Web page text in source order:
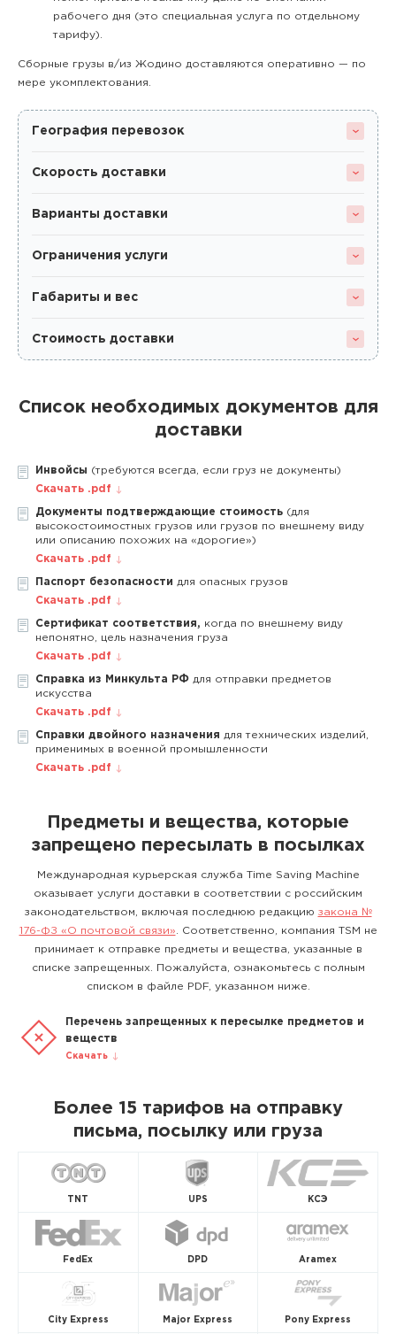
рабочего дня (это специальная услуга по отдельному
тарифу).
Сборные грузы в/из Жодино доставляются оперативно — по
мере укомплектования.
География перевозок
Скорость доставки
Варианты доставки
Ограничения услуги
Габариты и вес
Стоимость доставки
Список необходимых документов для
доставки
Инвойсы (требуются всегда, если груз не документы)
Скачать .pdf
Документы подтверждающие стоимость (для
высокостоимостных грузов или грузов по внешнему виду
или описанию похожих на «дорогие»)
Скачать .pdf
Паспорт безопасности для опасных грузов
Скачать .pdf
Сертификат соответствия, когда по внешнему виду
непонятно, цель назначения груза
Скачать .pdf
Справка из Минкульта РФ для отправки предметов
искусства
Скачать .pdf
Справки двойного назначения для технических изделий,
применимых в военной промышленности
Скачать .pdf
Предметы и вещества, которые
запрещено пересылать в посылках
Международная курьерская служба Time Saving Machine
оказывает услуги доставки в соответствии с российским
законодательством, включая последнюю редакцию закона №
176-ФЗ «О почтовой связи» . Соответственно, компания TSM не
принимает к отправке предметы и вещества, указанные в
списке запрещенных. Пожалуйста, ознакомьтесь с полным
списком в файле PDF, указанном ниже.
Перечень запрещенных к пересылке предметов и
веществ
Скачать
Более 15 тарифов на отправку
письма, посылку или груза
TNT UPS КСЭ
FedEx DPD Aramex
City Express Major Express Pony Express